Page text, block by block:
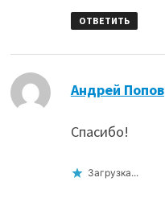
ОТВЕТИТЬ
Андрей Попов:
Спасибо!
Загрузка...